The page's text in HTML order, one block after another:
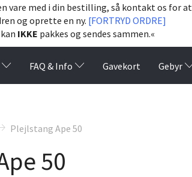
vare med i din bestilling, så kontakt os for at
og oprette en ny. [FORTRYD ORDRE]
IKKE pakkes og sendes sammen.«
FAQ & Info Gavekort Gebyr
Plejlstang Ape 50
50